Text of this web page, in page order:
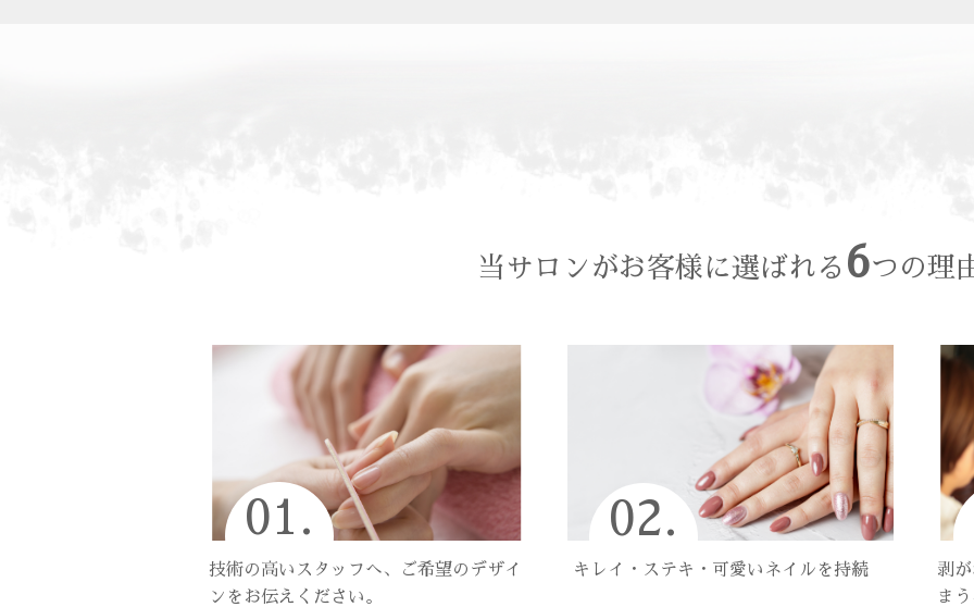
当サロンがお客様に選ばれる 6つの理
01.
技術の高いスタッフへ、ご希望のデザイ
ンをお伝えください。
02.
キレイ・ステキ・可愛いネイルを持続
剥
ま